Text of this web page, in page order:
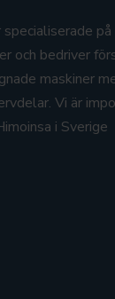
och bedriver
maskiner
Vi är
i Sverige